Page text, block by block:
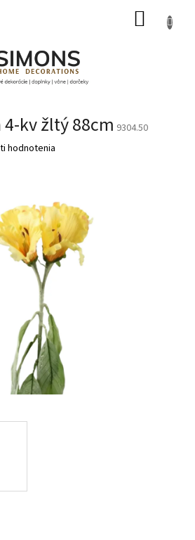
kv žltý 88cm 9304.50
hodnotenia